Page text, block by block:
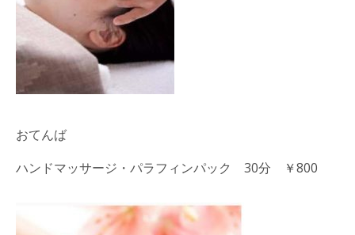
おてんば
ハンドマッサージ・パラフィンパック 30分 ￥800